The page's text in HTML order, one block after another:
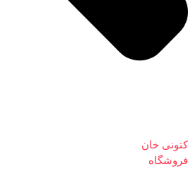
کتونی خان
فروشگاه